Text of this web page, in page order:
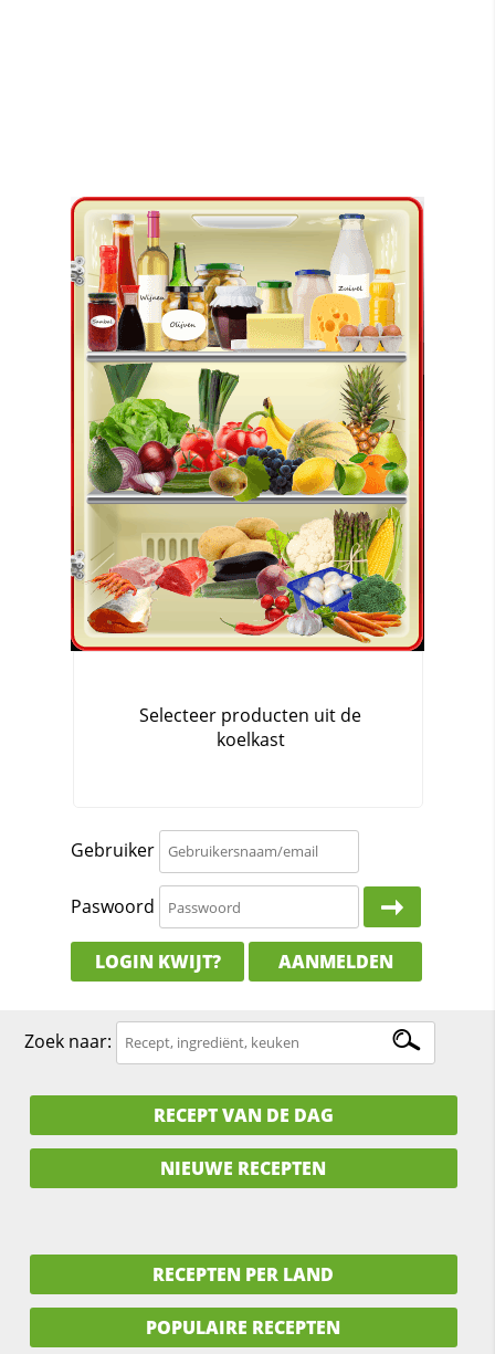
Gebruiker
Paswoord
LOGIN KWIJT? AANMELDEN
Zoek naar:
RECEPT VAN DE DAG
NIEUWE RECEPTEN
RECEPTEN PER LAND
POPULAIRE RECEPTEN